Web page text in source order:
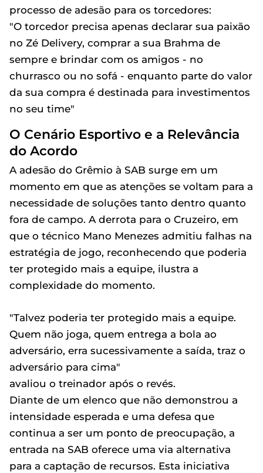
processo de adesão para os torcedores:
"O torcedor precisa apenas declarar sua paixão
no Zé Delivery, comprar a sua Brahma de
sempre e brindar com os amigos - no
churrasco ou no sofá - enquanto parte do valor
da sua compra é destinada para investimentos
no seu time"
O Cenário Esportivo e a Relevância
do Acordo
A adesão do Grêmio à SAB surge em um
momento em que as atenções se voltam para a
necessidade de soluções tanto dentro quanto
fora de campo. A derrota para o Cruzeiro, em
que o técnico Mano Menezes admitiu falhas na
estratégia de jogo, reconhecendo que poderia
ter protegido mais a equipe, ilustra a
complexidade do momento.
"Talvez poderia ter protegido mais a equipe.
Quem não joga, quem entrega a bola ao
adversário, erra sucessivamente a saída, traz o
adversário para cima"
avaliou o treinador após o revés.
Diante de um elenco que não demonstrou a
intensidade esperada e uma defesa que
continua a ser um ponto de preocupação, a
entrada na SAB oferece uma via alternativa
para a captação de recursos. Esta iniciativa